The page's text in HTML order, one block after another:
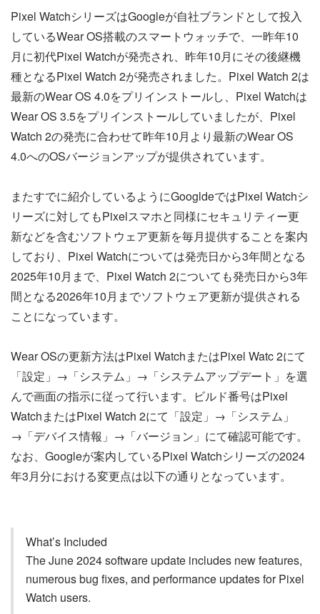
Pixel WatchシリーズはGoogleが自社ブランドとして投入
しているWear OS搭載のスマートウォッチで、一昨年10
月に初代Pixel Watchが発売され、昨年10月にその後継機
種となるPixel Watch 2が発売されました。Pixel Watch 2は
最新のWear OS 4.0をプリインストールし、Pixel Watchは
Wear OS 3.5をプリインストールしていましたが、Pixel
Watch 2の発売に合わせて昨年10月より最新のWear OS
4.0へのOSバージョンアップが提供されています。
またすでに紹介しているようにGoogldeではPixel Watchシ
リーズに対してもPixelスマホと同様にセキュリティー更
新などを含むソフトウェア更新を毎月提供することを案内
しており、Pixel Watchについては発売日から3年間となる
2025年10月まで、Pixel Watch 2についても発売日から3年
間となる2026年10月までソフトウェア更新が提供される
ことになっています。
Wear OSの更新方法はPixel WatchまたはPixel Watc 2にて
「設定」→「システム」→「システムアップデート」を選
んで画面の指示に従って行います。ビルド番号はPixel
WatchまたはPixel Watch 2にて「設定」→「システム」
→「デバイス情報」→「バージョン」にて確認可能です。
なお、Googleが案内しているPixel Watchシリーズの2024
年3月分における変更点は以下の通りとなっています。
What’s Included
The June 2024 software update includes new features,
numerous bug fixes, and performance updates for Pixel
Watch users.